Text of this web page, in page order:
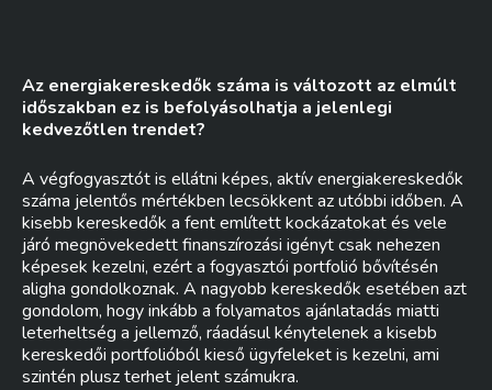
Az energiakereskedők száma is változott az elmúlt
időszakban ez is befolyásolhatja a jelenlegi
kedvezőtlen trendet?
A végfogyasztót is ellátni képes, aktív energiakereskedők
száma jelentős mértékben lecsökkent az utóbbi időben. A
kisebb kereskedők a fent említett kockázatokat és vele
járó megnövekedett finanszírozási igényt csak nehezen
képesek kezelni, ezért a fogyasztói portfolió bővítésén
aligha gondolkoznak. A nagyobb kereskedők esetében azt
gondolom, hogy inkább a folyamatos ajánlatadás miatti
leterheltség a jellemző, ráadásul kénytelenek a kisebb
kereskedői portfolióból kieső ügyfeleket is kezelni, ami
szintén plusz terhet jelent számukra.